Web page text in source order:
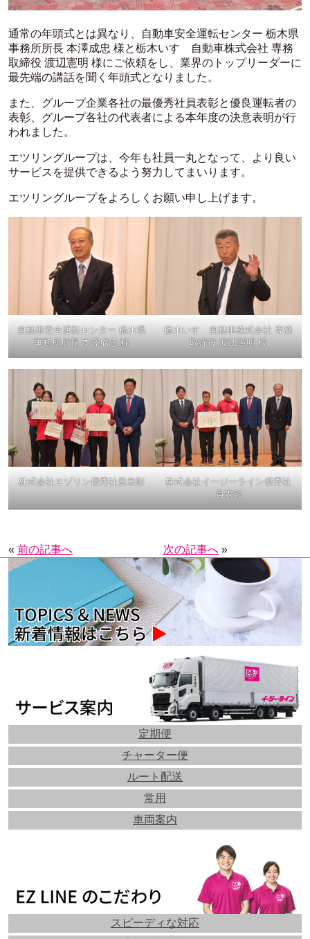
通常の年頭式とは異なり、自動車安全運転センター 栃木県
事務所所長 本澤成忠 様と栃木いすゞ自動車株式会社 専務
取締役 渡辺憲明 様にご依頼をし、業界のトップリーダーに
最先端の講話を聞く年頭式となりました。
また、グループ企業各社の最優秀社員表彰と優良運転者の
表彰、グループ各社の代表者による本年度の決意表明が行
われました。
エツリングループは、今年も社員一丸となって、より良い
サービスを提供できるよう努力してまいります。
エツリングループをよろしくお願い申し上げます。
自動車安全運転センター 栃木県
事務所所長 本澤成忠 様
栃木いすゞ自動車株式会社 専務
取締役 渡辺憲明 様
株式会社エヅリン優秀社員表彰
株式会社イージーライン優秀社
員表彰
« 前の記事へ 次の記事へ »
定期便
チャーター便
ルート配送
常用
車両案内
スピーディな対応